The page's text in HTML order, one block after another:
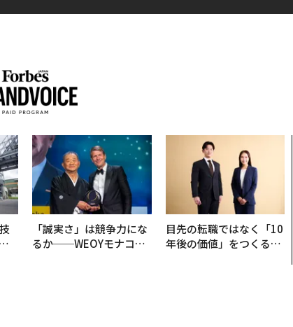
「誠実さ」は競争力にな
るか──WEOYモナコで
目先の転職ではなく「10
年後の価値」をつくる─